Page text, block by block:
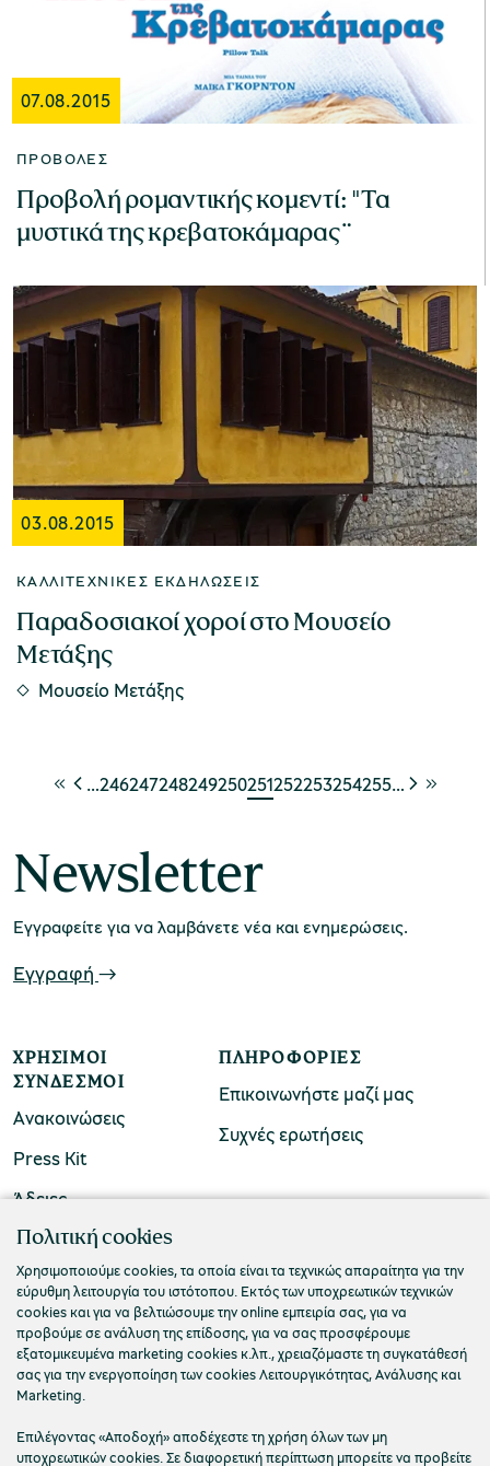
07.08.2015
ΠΡΟΒΟΛΈΣ
Προβολή ρομαντικής κομεντί: "Τα
μυστικά της κρεβατοκάμαρας¨
03.08.2015
ΚΑΛΛΙΤΕΧΝΙΚΈΣ ΕΚΔΗΛΏΣΕΙΣ
Παραδοσιακοί χοροί στο Μουσείο
Μετάξης
Μουσείο Μετάξης
…246247248249250251252253254255…
Newsletter
Εγγραφείτε για να λαμβάνετε νέα και ενημερώσεις.
Εγγραφή
ΧΡΉΣΙΜΟΙ
ΣΎΝΔΕΣΜΟΙ
Ανακοινώσεις
Press Kit
Άδειες
ΠΛΗΡΟΦΟΡΊΕΣ
Επικοινωνήστε μαζί μας
Συχνές ερωτήσεις
ΠΟΛΙΤΙΣΤΙΚΟ ΙΔΡΥΜΑ ΟΜΙΛΟΥ ΠΕΙΡΑΙΩΣ
Τ. 210 3256922
Ε. info@piop.gr
ΣΥΝΔΕΘΕΙΤΕ ΜΑΖΙ ΜΑΣ
Πολιτική cookies
Χρησιμοποιούμε cookies, τα οποία είναι τα τεχνικώς απαραίτητα για την
εύρυθμη λειτουργία του ιστότοπου. Εκτός των υποχρεωτικών τεχνικών
cookies και για να βελτιώσουμε την online εμπειρία σας, για να
προβούμε σε ανάλυση της επίδοσης, για να σας προσφέρουμε
εξατομικευμένα marketing cookies κ.λπ., χρειαζόμαστε τη συγκατάθεσή
σας για την ενεργοποίηση των cookies Λειτουργικότητας, Ανάλυσης και
Marketing.
Επιλέγοντας «Αποδοχή» αποδέχεστε τη χρήση όλων των μη
υποχρεωτικών cookies. Σε διαφορετική περίπτωση μπορείτε να προβείτε